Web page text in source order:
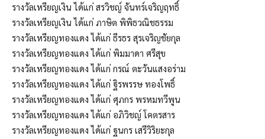
รางวัลเหรียญเงิน ได้แก่ สรวิชญ์ จันทร์เจริญฤทธิ์
รางวัลเหรียญเงิน ได้แก่ ภาษิต พิพิธวณิชธรรม
รางวัลเหรียญทองแดง ได้แก่ ธีรธร สุรเจริญชัยกุล
รางวัลเหรียญทองแดง ได้แก่ พิมมาดา ศรีสุข
รางวัลเหรียญทองแดง ได้แก่ กรณ์ ตะวันแสงอร่าม
รางวัลเหรียญทองแดง ได้แก่ ฐิรพรรษ ทองโพธิ์
รางวัลเหรียญทองแดง ได้แก่ ศุภกร พรหมทวีพูน
รางวัลเหรียญทองแดง ได้แก่ อภิวิชญ์ โคตรสาร
รางวัลเหรียญทองแดง ได้แก่ ฐนกร เสรีวิริยะกุล